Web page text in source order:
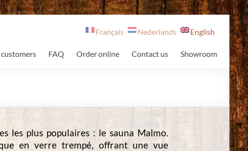
Français Nederlands English
FAQ Order online Contact us Showroom
les plus populaires : le sauna Malmo.
en verre trempé, offrant une vue